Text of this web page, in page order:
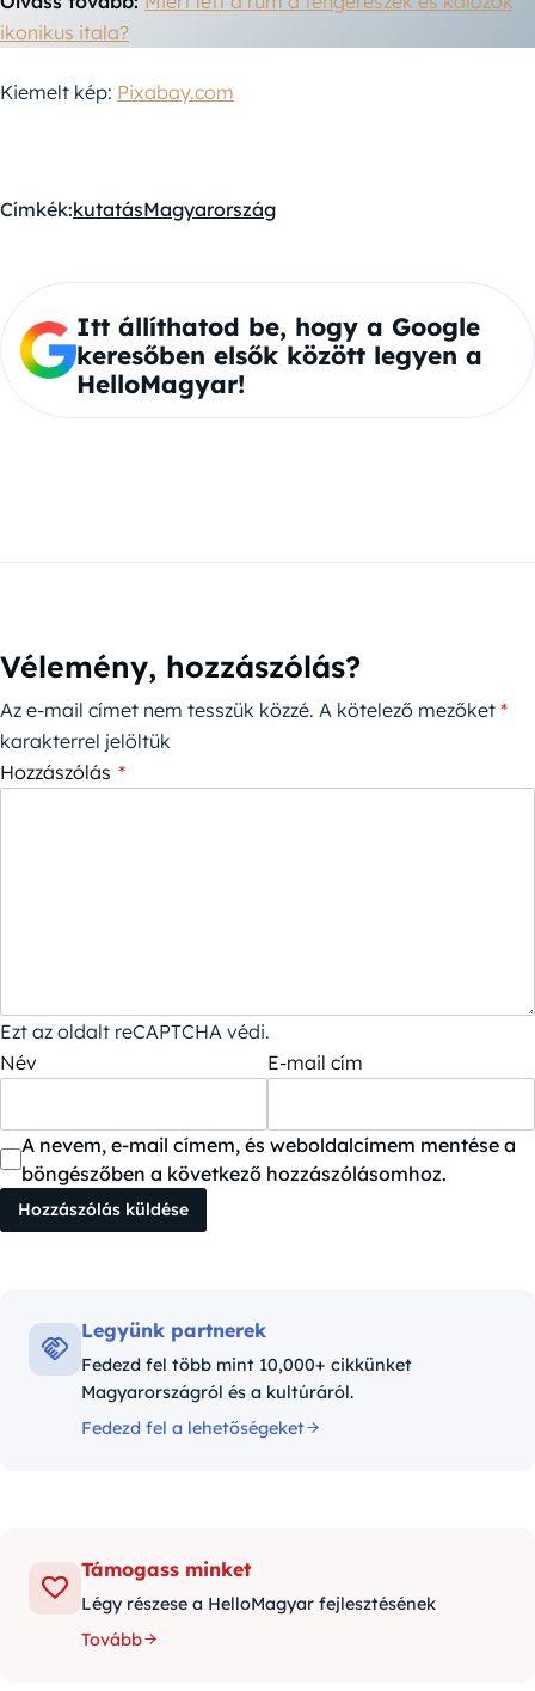
ikonikus itala?
Kiemelt kép: Pixabay.com
Címkék:kutatásMagyarország
Itt állíthatod be, hogy a Google
keresőben elsők között legyen a
HelloMagyar!
Vélemény, hozzászólás?
Az e-mail címet nem tesszük közzé. A kötelező mezőket *
karakterrel jelöltük
Hozzászólás *
Ezt az oldalt reCAPTCHA védi.
Név
E-mail cím
A nevem, e-mail címem, és weboldalcímem mentése a
böngészőben a következő hozzászólásomhoz.
Legyünk partnerek
Fedezd fel több mint 10,000+ cikkünket
Magyarországról és a kultúráról.
Fedezd fel a lehetőségeket
Támogass minket
Légy részese a HelloMagyar fejlesztésének
Tovább